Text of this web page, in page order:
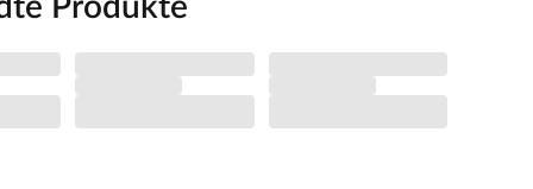
Produkte